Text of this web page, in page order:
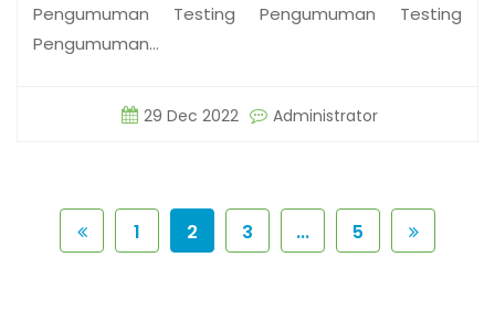
Pengumuman Testing Pengumuman Testing
Pengumuman…
29 Dec 2022 Administrator
1 2 3 ... 5